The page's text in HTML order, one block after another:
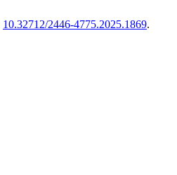
10.32712/2446-4775.2025.1869.